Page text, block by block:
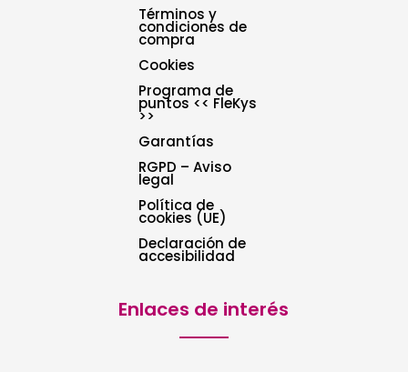
Términos y
condiciones de
compra
Cookies
Programa de
puntos << FleKys
>>
Garantías
RGPD – Aviso
legal
Política de
cookies (UE)
Declaración de
accesibilidad
Enlaces de interés